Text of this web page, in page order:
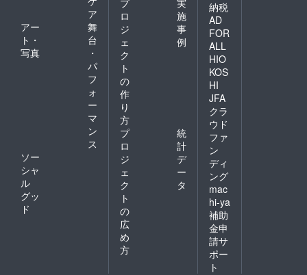
ア
アー
ト・
写真
舞
台
・
パ
フ
ォ
ー
マ
ン
ス
ソー
シャ
ル
グッ
ド
プ
ロ
ジ
ェ
ク
ト
の
作
り
方
実
施
事
例
プ
ロ
ジ
ェ
ク
ト
の
広
め
方
統
計
デ
ー
タ
納税
AD
FOR
ALL
HIO
KOS
HI
JFA
クラ
ウド
ファ
ン
ディ
ング
mac
hi-ya
補助
金申
請サ
ポー
ト